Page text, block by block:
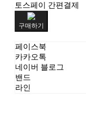
토스페이 간편결제
구매하기
페이스북
카카오톡
네이버 블로그
밴드
라인